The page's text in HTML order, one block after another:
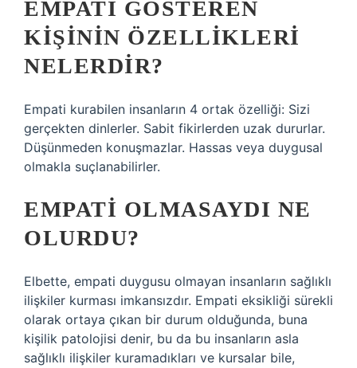
EMPATI GÖSTEREN
KIŞININ ÖZELLIKLERI
NELERDIR?
Empati kurabilen insanların 4 ortak özelliği: Sizi
gerçekten dinlerler. Sabit fikirlerden uzak dururlar.
Düşünmeden konuşmazlar. Hassas veya duygusal
olmakla suçlanabilirler.
EMPATI OLMASAYDI NE
OLURDU?
Elbette, empati duygusu olmayan insanların sağlıklı
ilişkiler kurması imkansızdır. Empati eksikliği sürekli
olarak ortaya çıkan bir durum olduğunda, buna
kişilik patolojisi denir, bu da bu insanların asla
sağlıklı ilişkiler kuramadıkları ve kursalar bile,